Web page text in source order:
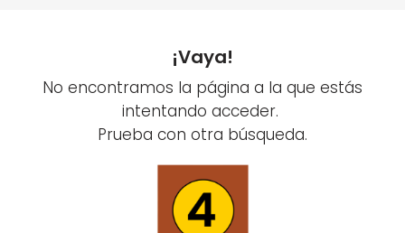
¡Vaya!
No encontramos la página a la que estás
intentando acceder.
Prueba con otra búsqueda.